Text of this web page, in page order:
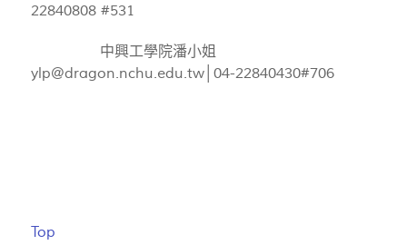
22840808 #531
中興工學院潘小姐
ylp@dragon.nchu.edu.tw │04-22840430#706
Top